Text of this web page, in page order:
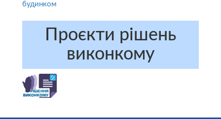
будинком
Проєкти рішень
виконкому